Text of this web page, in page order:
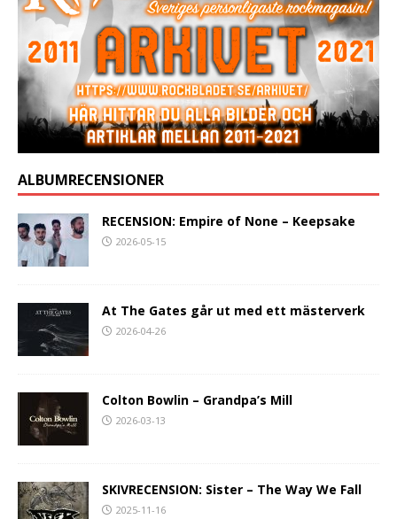
ALBUMRECENSIONER
RECENSION: Empire of None – Keepsake
2026-05-15
At The Gates går ut med ett mästerverk
2026-04-26
Colton Bowlin – Grandpa’s Mill
2026-03-13
SKIVRECENSION: Sister – The Way We Fall
2025-11-16